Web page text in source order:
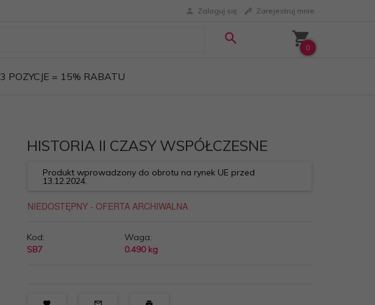
Zaloguj się Zarejestruj mnie
0
3 POZYCJE = 15% RABATU
HISTORIA II CZASY WSPÓŁCZESNE
Produkt wprowadzony do obrotu na rynek UE przed
13.12.2024.
Kod:
SB7
Waga:
0.490 kg